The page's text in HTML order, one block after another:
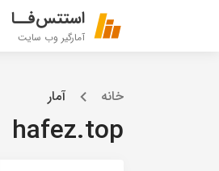
استتس‌فــا
آمارگیر وب سایت
خانه آمار
hafez.top